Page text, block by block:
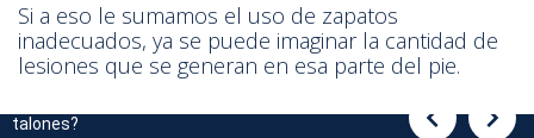
Si a eso le sumamos el uso de zapatos
inadecuados, ya se puede imaginar la cantidad de
lesiones que se generan en esa parte del pie.
talones?
talones?